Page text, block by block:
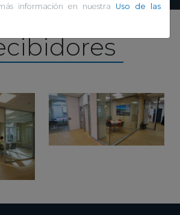
información en nuestra Uso de las